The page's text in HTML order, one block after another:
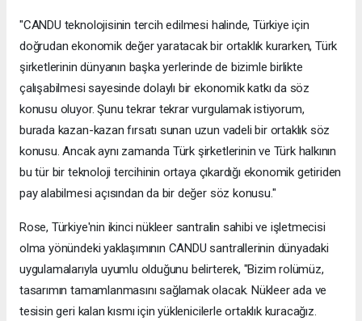
"CANDU teknolojisinin tercih edilmesi halinde, Türkiye için
doğrudan ekonomik değer yaratacak bir ortaklık kurarken, Türk
şirketlerinin dünyanın başka yerlerinde de bizimle birlikte
çalışabilmesi sayesinde dolaylı bir ekonomik katkı da söz
konusu oluyor. Şunu tekrar tekrar vurgulamak istiyorum,
burada kazan-kazan fırsatı sunan uzun vadeli bir ortaklık söz
konusu. Ancak aynı zamanda Türk şirketlerinin ve Türk halkının
bu tür bir teknoloji tercihinin ortaya çıkardığı ekonomik getiriden
pay alabilmesi açısından da bir değer söz konusu."
Rose, Türkiye'nin ikinci nükleer santralin sahibi ve işletmecisi
olma yönündeki yaklaşımının CANDU santrallerinin dünyadaki
uygulamalarıyla uyumlu olduğunu belirterek, "Bizim rolümüz,
tasarımın tamamlanmasını sağlamak olacak. Nükleer ada ve
tesisin geri kalan kısmı için yüklenicilerle ortaklık kuracağız.